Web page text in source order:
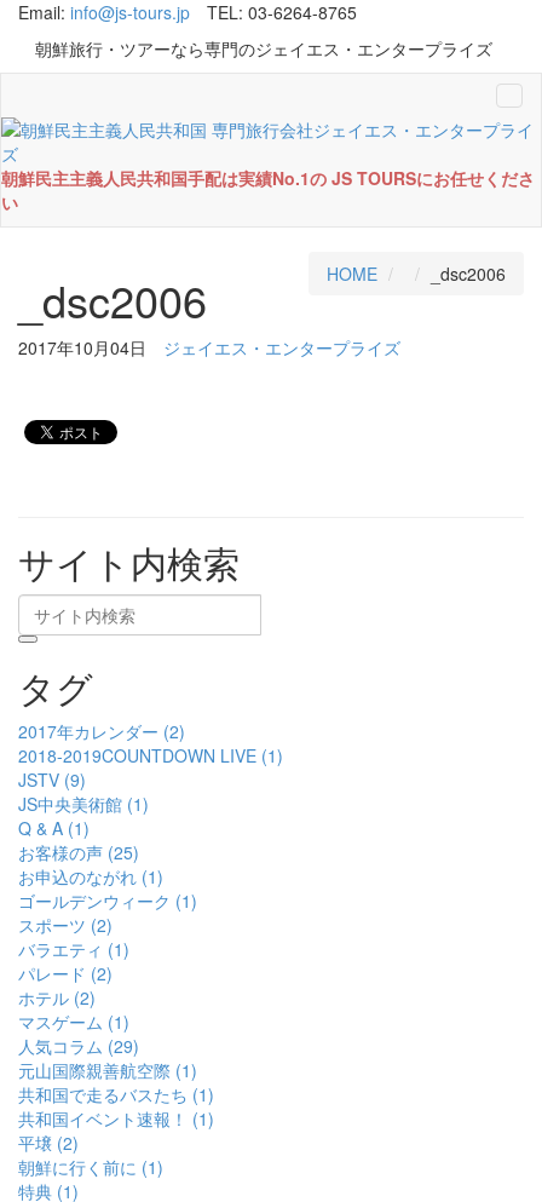
Email: info@js-tours.jp
TEL: 03-6264-8765
朝鮮旅行・ツアーなら専門のジェイエス・エンタープライズ
朝鮮民主主義人民共和国手配は実績No.1の JS TOURSにお任せくださ
い
_dsc2006 HOME _dsc2006
2017年10月04日 ジェイエス・エンタープライズ
サイト内検索
タグ
2017年カレンダー (2)
2018-2019COUNTDOWN LIVE (1)
JSTV (9)
JS中央美術館 (1)
Q & A (1)
お客様の声 (25)
お申込のながれ (1)
ゴールデンウィーク (1)
スポーツ (2)
バラエティ (1)
パレード (2)
ホテル (2)
マスゲーム (1)
人気コラム (29)
元山国際親善航空際 (1)
共和国で走るバスたち (1)
共和国イベント速報！ (1)
平壌 (2)
朝鮮に行く前に (1)
特典 (1)